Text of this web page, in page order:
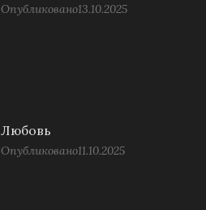
Опубликовано13.10.2025
Любовь
Опубликовано11.10.2025